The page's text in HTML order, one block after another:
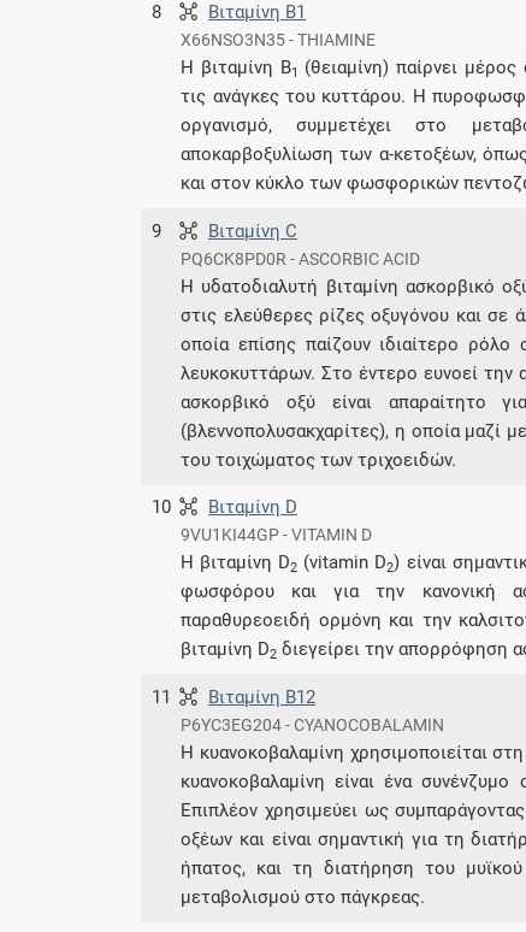
8 Βιταμίνη Β1
X66NSO3N35 - THIAMINE
Η βιταμίνη Β1
(θειαμίνη) παίρνει
τις ανάγκες του κυττάρου. Η
οργανισμό, συμμετέχει στο
αποκαρβοξυλίωση των α-κετοξέων,
και στον κύκλο των φωσφορικών
9 Βιταμίνη C
PQ6CK8PD0R - ASCORBIC ACID
Η υδατοδιαλυτή βιταμίνη ασκορβικό
στις ελεύθερες ρίζες οξυγόνου και σε
οποία επίσης παίζουν ιδιαίτερο
λευκοκυττάρων. Στο έντερο ευνοεί
ασκορβικό οξύ είναι απαραίτητο
(βλεννοπολυσακχαρίτες), η οποία μαζί
του τοιχώματος των τριχοειδών.
10 Βιταμίνη D
9VU1KI44GP - VITAMIN D
Η βιταμίνη D2 (vitamin D2) είναι
φωσφόρου και για την κανονική
παραθυρεοειδή ορμόνη και την
βιταμίνη D2 διεγείρει την απορρόφηση
11 Βιταμίνη Β12
P6YC3EG204 - CYANOCOBALAMIN
Η κυανοκοβαλαμίνη χρησιμοποιείται
κυανοκοβαλαμίνη είναι ένα
Επιπλέον χρησιμεύει ως
οξέων και είναι σημαντική για τη
ήπατος, και τη διατήρηση του
μεταβολισμού στο πάγκρεας.